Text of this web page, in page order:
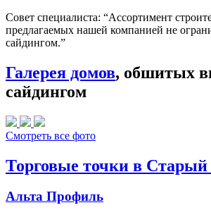
Совет специалиста: “Ассортимент
предлагаемых нашей компанией не
сайдингом.”
Галерея домов, обшитых
сайдингом
Смотреть все фото
Торговые точки в
Альта Профиль